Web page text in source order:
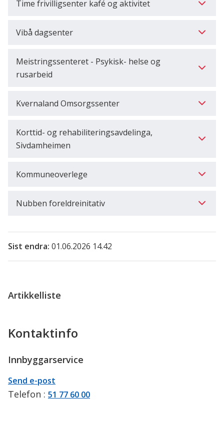
Time frivilligsenter kafé og aktivitet
Vibå dagsenter
Meistringssenteret - Psykisk- helse og
rusarbeid
Kvernaland Omsorgssenter
Korttid- og rehabiliteringsavdelinga,
Sivdamheimen
Kommuneoverlege
Nubben foreldreinitativ
Sist endra 01.06.2026 14.42
Artikkelliste
Kontaktinfo
Innbyggarservice
E-
post
Send e-post
Innbyggarservice
Telefon 51 77 60 00